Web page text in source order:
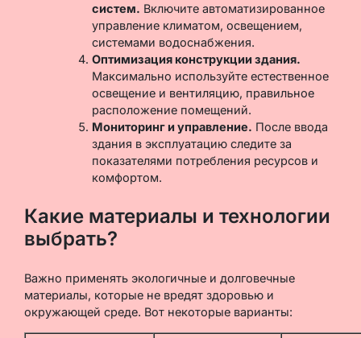
систем. Включите автоматизированное
управление климатом, освещением,
системами водоснабжения.
Оптимизация конструкции здания.
Максимально используйте естественное
освещение и вентиляцию, правильное
расположение помещений.
Мониторинг и управление. После ввода
здания в эксплуатацию следите за
показателями потребления ресурсов и
комфортом.
Какие материалы и технологии
выбрать?
Важно применять экологичные и долговечные
материалы, которые не вредят здоровью и
окружающей среде. Вот некоторые варианты: